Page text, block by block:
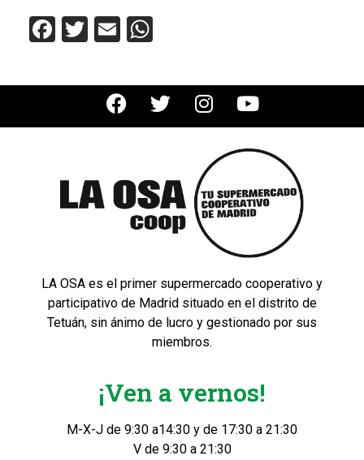
Facebook
Twitter
Email
LA OSA es el primer supermercado cooperativo y
participativo de Madrid situado en el distrito de
Tetuán, sin ánimo de lucro y gestionado por sus
miembros.
¡Ven a vernos!
M-X-J de 9:30 a14:30 y de 17:30 a 21:30
V de 9:30 a 21:30